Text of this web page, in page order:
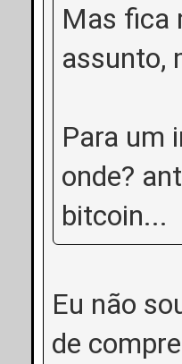
Mas fica
assunto,
Para um
onde?
bitcoin...
Eu não
de